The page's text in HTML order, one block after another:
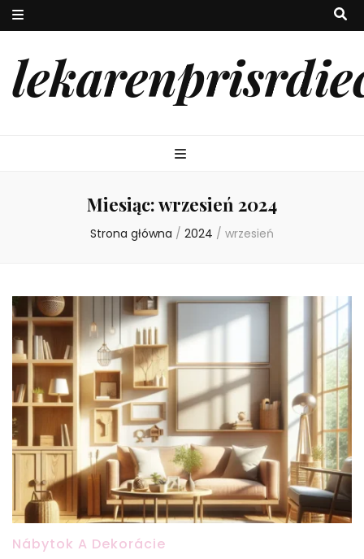
Miesiąc:wrzesień 2024
Strona główna / 2024 / wrzesień
Nábytok A Dekorácie